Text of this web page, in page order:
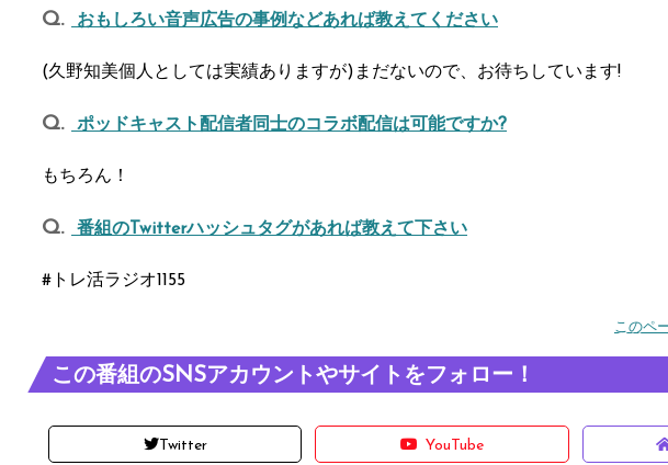
おもしろい音声広告の事例などあれば教えてください
(久野知美個人としては実績ありますが)まだないので、お待ちしています!
ポッドキャスト配信者同士のコラボ配信は可能ですか?
もちろん！
番組のTwitterハッシュタグがあれば教えて下さい
#トレ活ラジオ1155
このペ
この番組のSNSアカウントやサイトをフォロー！
Twitter YouTube